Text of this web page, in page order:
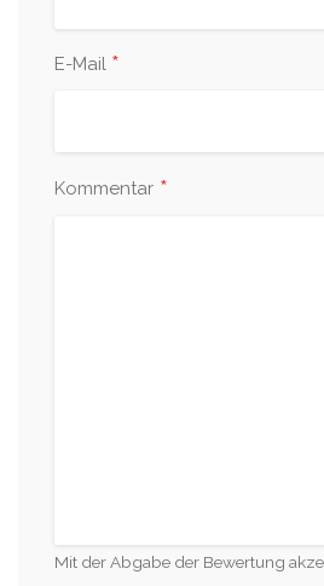
E-Mail *
Kommentar *
Mit der Abgabe der Bewertung